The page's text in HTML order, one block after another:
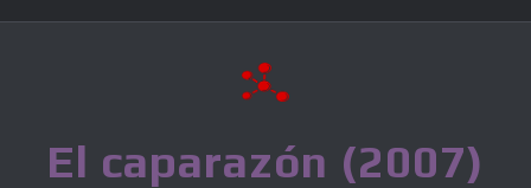
El caparazón (2007)